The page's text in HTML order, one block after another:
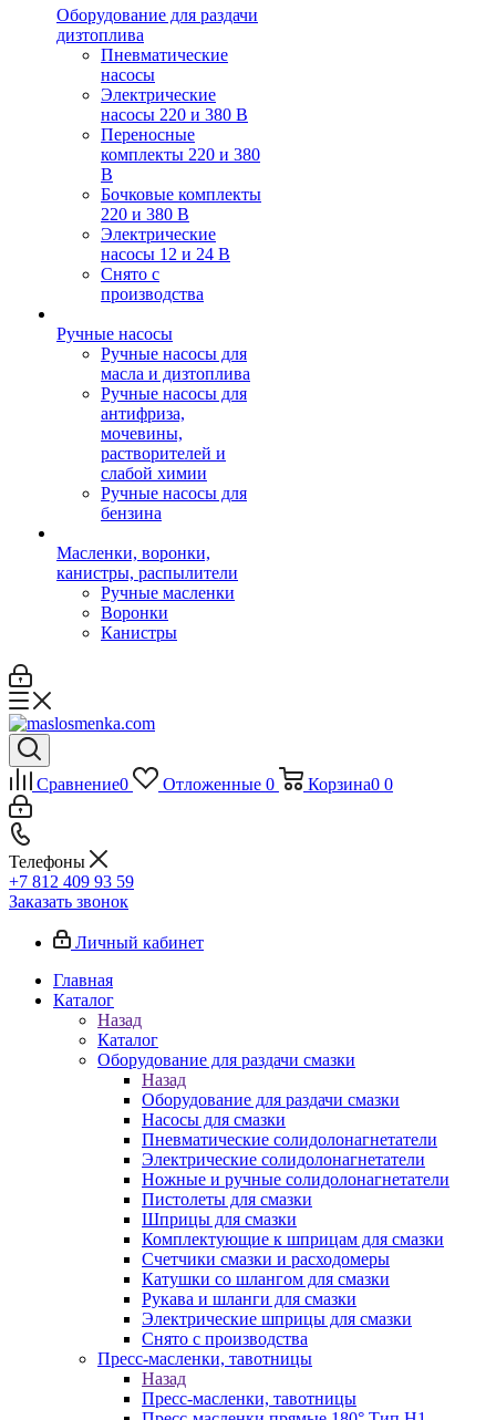
Оборудование для раздачи
дизтоплива
Пневматические
насосы
Электрические
насосы 220 и 380 В
Переносные
комплекты 220 и 380
В
Бочковые комплекты
220 и 380 В
Электрические
насосы 12 и 24 В
Снято с
производства
Ручные насосы
Ручные насосы для
масла и дизтоплива
Ручные насосы для
антифриза,
мочевины,
растворителей и
слабой химии
Ручные насосы для
бензина
Масленки, воронки,
канистры, распылители
Ручные масленки
Воронки
Канистры
Сравнение0 Отложенные 0 Корзина0 0
Телефоны
+7 812 409 93 59
Заказать звонок
Личный кабинет
Главная
Каталог
Назад
Каталог
Оборудование для раздачи смазки
Назад
Оборудование для раздачи смазки
Насосы для смазки
Пневматические солидолонагнетатели
Электрические солидолонагнетатели
Ножные и ручные солидолонагнетатели
Пистолеты для смазки
Шприцы для смазки
Комплектующие к шприцам для смазки
Счетчики смазки и расходомеры
Катушки со шлангом для смазки
Рукава и шланги для смазки
Электрические шприцы для смазки
Снято с производства
Пресс-масленки, тавотницы
Назад
Пресс-масленки, тавотницы